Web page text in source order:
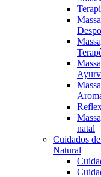
natal
Cuidados
Natural